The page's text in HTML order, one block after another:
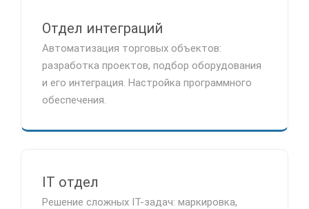
Отдел интеграций
Автоматизация торговых объектов:
разработка проектов, подбор оборудования
и его интеграция. Настройка программного
обеспечения.
IT отдел
Решение сложных IT-задач: маркировка,